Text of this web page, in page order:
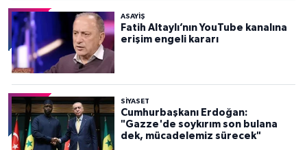
ASAYİŞ
Fatih Altaylı’nın YouTube kanalına
erişim engeli kararı
SİYASET
Cumhurbaşkanı Erdoğan:
"Gazze'de soykırım son bulana
dek, mücadelemiz sürecek"